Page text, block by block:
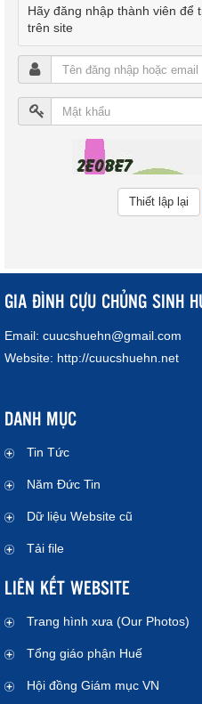
Hãy đăng nhập thành viên để
trên site
GIA ĐÌNH CỰU CHỦNG SINH
Email: cuucshuehn@gmail.com
Website: http://cuucshuehn.net
DANH MỤC
Tin Tức
Năm Đức Tin
Dữ liệu Website cũ
Tải file
LIÊN KẾT WEBSITE
Trang hình xưa (Our Photos)
Tổng giáo phận Huế
Hội đồng Giám mục VN